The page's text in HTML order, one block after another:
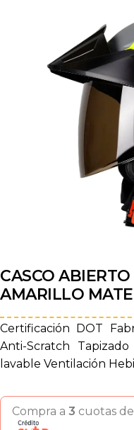
CASCO
AMARILLO
Certificación DOT
Anti-Scratch
lavable Ventilación
Compra a 3 cuotas de